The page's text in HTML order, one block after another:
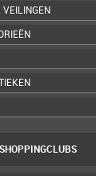
VEILINGEN
SHOPPINGCLUBS